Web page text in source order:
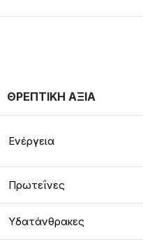
ΘΡΕΠΤΙΚΗ ΑΞΙΑ
Ενέργεια
Πρωτεΐνες
Υδατάνθρακες